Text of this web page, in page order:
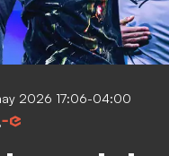
2026 17:06-04:00